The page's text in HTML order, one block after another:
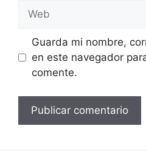
Web
Guarda mi nombre,
en este navegador
comente.